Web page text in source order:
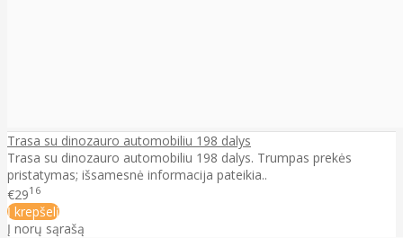
Trasa su dinozauro automobiliu 198 dalys
Trasa su dinozauro automobiliu 198 dalys. Trumpas prekės
pristatymas; išsamesnė informacija pateikia..
€2916
Į krepšelį
Į norų sąrašą